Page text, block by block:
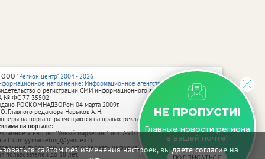
сайтом без изменения настроек, вы даете согласие на
НЕ ПРОПУСТИ!
Главные новости региона
в вашей почте!
"Регион центр" 2004 - 2026
наполнение: Информационное агентство vRossii.ru
о регистрации СМИ информационного агентства vRossii.ru
№ ФС 77‑35502
РОСКОМНАДЗОРом 04 марта 2009г.
Главного редактора Нарыков А. Н.
на портале размещаются на правах рекламы.
на портале:
агентство "Умный маркетинг" тел. 7-910-267-70-40,
umnyy.marketing@yandex.ru
публикации могут содержать информацию, не предназначенную
пользователей до 18 лет.